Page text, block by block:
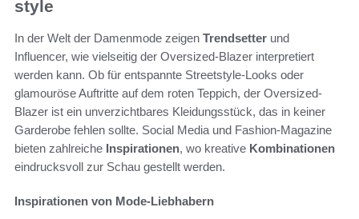
style
In der Welt der Damenmode zeigen Trendsetter und
Influencer, wie vielseitig der Oversized-Blazer interpretiert
werden kann. Ob für entspannte Streetstyle-Looks oder
glamouröse Auftritte auf dem roten Teppich, der Oversized-
Blazer ist ein unverzichtbares Kleidungsstück, das in keiner
Garderobe fehlen sollte. Social Media und Fashion-Magazine
bieten zahlreiche Inspirationen, wo kreative Kombinationen
eindrucksvoll zur Schau gestellt werden.
Inspirationen von Mode-Liebhabern